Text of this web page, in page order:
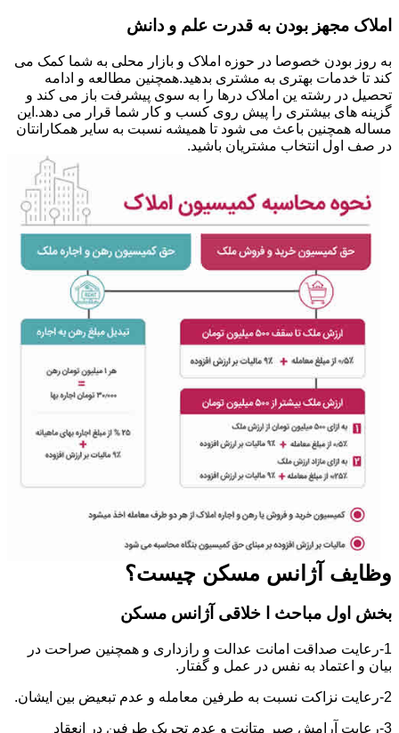
املاک مجهز بودن به قدرت علم و دانش
به روز بودن خصوصا در حوزه املاک و بازار محلی به شما کمک می
کند تا خدمات بهتری به مشتری بدهید.همچنین مطالعه و ادامه
تحصیل در رشته ین املاک درها را به سوی پیشرفت باز می کند و
گزینه های بیشتری را پیش روی کسب و کار شما قرار می دهد.این
مساله همچنین باعث می شود تا همیشه نسبت به سایر همکارانتان
در صف اول انتخاب مشتریان باشید.
وظایف آژانس مسکن چیست؟
بخش اول مباحث ا خلاقی آژانس مسکن
1-رعایت صداقت امانت عدالت و رازداری و همچنین صراحت در
بیان و اعتماد به نفس در عمل و گفتار.
2-رعایت نزاکت نسبت به طرفین معامله و عدم تبعیض بین ایشان.
3-رعایت آرامش صبر متانت و عدم تحریک طرفین در انعقاد